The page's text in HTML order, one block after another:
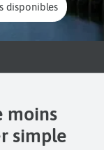
disponibles
moins
simple